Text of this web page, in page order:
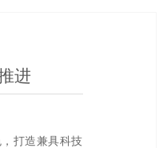
进
打造兼具科技